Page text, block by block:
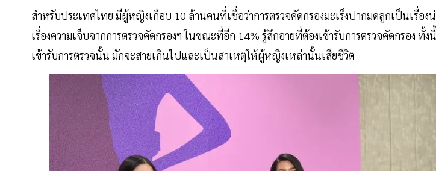
สำหรับประเทศไทย มีผู้หญิงเกือบ 10 ล้านคนที่เชื่อว่าการตรวจคัดกรองมะเร็งปากมดลูกเป็นเรื่องน่
เรื่องความเจ็บจากการตรวจคัดกรองฯ ในขณะที่อีก 14% รู้สึกอายที่ต้องเข้ารับการตรวจคัดกรอง ทั้ง
เข้ารับการตรวจนั้น มักจะสายเกินไปและเป็นสาเหตุให้ผู้หญิงเหล่านั้นเสียชีวิต